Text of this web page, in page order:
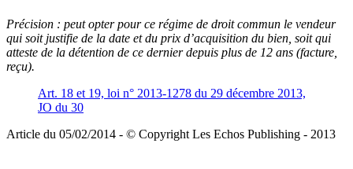
Précision : peut opter pour ce régime de droit commun le vendeur
qui soit justifie de la date et du prix d’acquisition du bien, soit qui
atteste de la détention de ce dernier depuis plus de 12 ans (facture,
reçu).
Art. 18 et 19, loi n° 2013-1278 du 29 décembre 2013,
JO du 30
Article du 05/02/2014 - © Copyright Les Echos Publishing - 2013